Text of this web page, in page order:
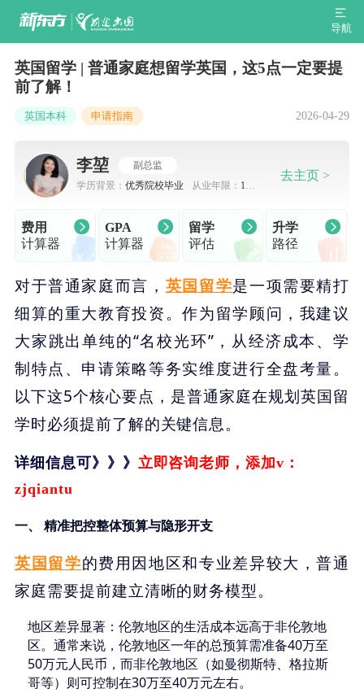
导航
英国留学 | 普通家庭想留学英国，这5点一定要提
前了解！
英国本科 申请指南 2026-04-29
李堃
副总监
学历背景： 优秀院校毕业 从业年限： 10-
去主页 >
费用
计算器
GPA
计算器
留学
评估
升学
路径
对于普通家庭而言， 英国留学是一项需要精打
细算的重大教育投资。作为留学顾问，我建议
大家跳出单纯的“名校光环”，从经济成本、学
制特点、申请策略等务实维度进行全盘考量。
以下这5个核心要点，是普通家庭在规划英国留
学时必须提前了解的关键信息。
详细信息可》》》 立即咨询老师，添加v：
zjqiantu
一、 精准把控整体预算与隐形开支
英国留学的费用因地区和专业差异较大，普通
家庭需要提前建立清晰的财务模型。
地区差异显著：伦敦地区的生活成本远高于非伦敦地
区。通常来说，伦敦地区一年的总预算需准备40万至
50万元人民币，而非伦敦地区（如曼彻斯特、格拉斯
哥等）则可控制在30万至40万元左右。